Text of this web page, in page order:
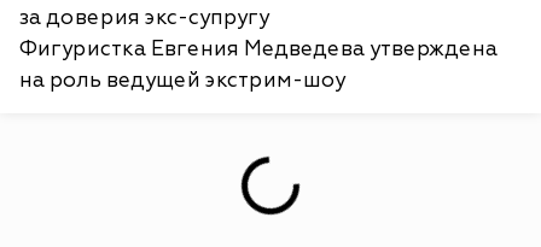
за доверия экс-супругу
Фигуристка Евгения Медведева утверждена
на роль ведущей экстрим-шоу